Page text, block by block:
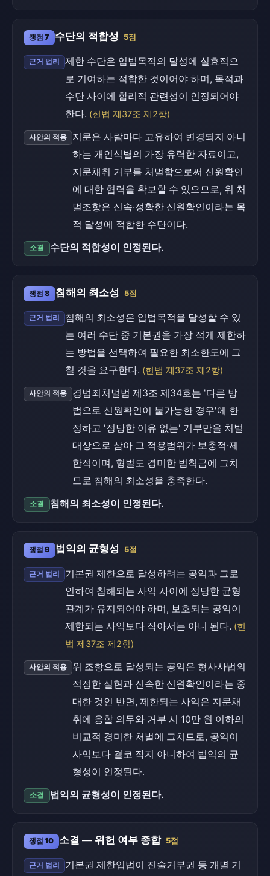
쟁점 7 수단의 적합성 5점
근거 법리
제한 수단은 입법목적의 달성에 실효적으
로 기여하는 적합한 것이어야 하며, 목적과
수단 사이에 합리적 관련성이 인정되어야
한다. (헌법 제37조 제2항)
사안의 적용
지문은 사람마다 고유하여 변경되지 아니
하는 개인식별의 가장 유력한 자료이고,
지문채취 거부를 처벌함으로써 신원확인
에 대한 협력을 확보할 수 있으므로, 위 처
벌조항은 신속·정확한 신원확인이라는 목
적 달성에 적합한 수단이다.
소결 수단의 적합성이 인정된다.
쟁점 8 침해의 최소성 5점
근거 법리
침해의 최소성은 입법목적을 달성할 수 있
는 여러 수단 중 기본권을 가장 적게 제한하
는 방법을 선택하여 필요한 최소한도에 그
칠 것을 요구한다. (헌법 제37조 제2항)
사안의 적용
경범죄처벌법 제3조 제34호는 '다른 방
법으로 신원확인이 불가능한 경우'에 한
정하고 '정당한 이유 없는' 거부만을 처벌
대상으로 삼아 그 적용범위가 보충적·제
한적이며, 형벌도 경미한 범칙금에 그치
므로 침해의 최소성을 충족한다.
소결 침해의 최소성이 인정된다.
쟁점 9 법익의 균형성 5점
근거 법리
기본권 제한으로 달성하려는 공익과 그로
인하여 침해되는 사익 사이에 정당한 균형
관계가 유지되어야 하며, 보호되는 공익이
제한되는 사익보다 작아서는 아니 된다. (헌
법 제37조 제2항)
사안의 적용
위 조항으로 달성되는 공익은 형사사법의
적정한 실현과 신속한 신원확인이라는 중
대한 것인 반면, 제한되는 사익은 지문채
취에 응할 의무와 거부 시 10만 원 이하의
비교적 경미한 처벌에 그치므로, 공익이
사익보다 결코 작지 아니하여 법익의 균
형성이 인정된다.
소결 법익의 균형성이 인정된다.
쟁점 10 소결 — 위헌 여부 종합 5점
근거 법리
기본권 제한입법이 진술거부권 등 개별 기